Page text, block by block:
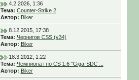
4.2.2026, 1:36
Тема: Counter-Strike 2
Автор: Biker
8.12.2015, 17:38
Тема: Чернигов CSS (v34)
Автор: Biker
18.3.2012, 1:22
Тема: Чемпионат по CS 1.6 "Giga-SDC ...
Автор: Biker